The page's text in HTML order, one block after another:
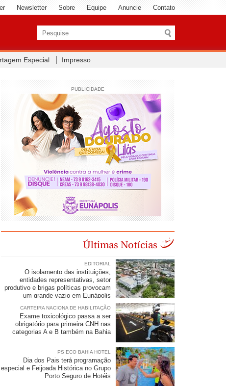
Newsletter Sobre Equipe Anuncie Contato
Especial Impresso
PUBLICIDADE
Últimas Notícias
EDITORIAL
O isolamento das instituições,
entidades representativas, setor
produtivo e brigas políticas provocam
um grande vazio em Eunápolis
CARTEIRA NACIONA DE HABILITAÇÃO
Exame toxicológico passa a ser
obrigatório para primeira CNH nas
categorias A e B também na Bahia
PS ECO BAHIA HOTEL
Dia dos Pais terá programação
especial e Feijoada Histórica no Grupo
Porto Seguro de Hotéis